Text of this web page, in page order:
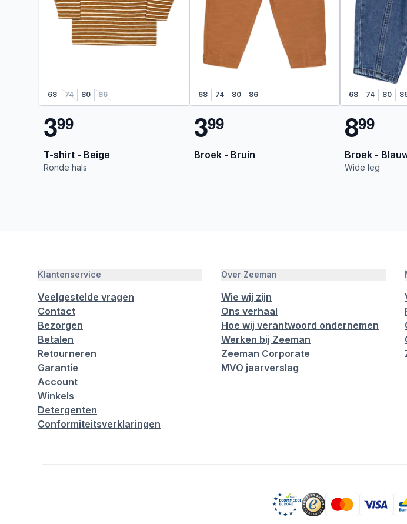
68 74 80 86
399
T-shirt - Beige
Ronde hals
68 74 80 86
399
Broek - Bruin
68 74 80
899
Broek -
Wide leg
Klantenservice
Veelgestelde vragen
Contact
Bezorgen
Betalen
Retourneren
Garantie
Account
Winkels
Detergenten
Conformiteitsverklaringen
Over Zeeman
Wie wij zijn
Ons verhaal
Hoe wij verantwoord ondernemen
Werken bij Zeeman
Zeeman Corporate
MVO jaarverslag